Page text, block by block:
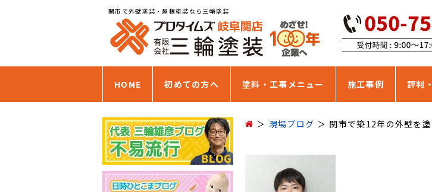
関市で外壁塗装・屋根塗装なら三輪塗装
HOME 初めての方へ 塗料・工事メニュー 施工事例 評判
現場ブログ 関市で築12年の外壁を